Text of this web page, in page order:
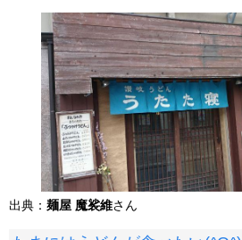
出典： 麺屋 魔裟維さん